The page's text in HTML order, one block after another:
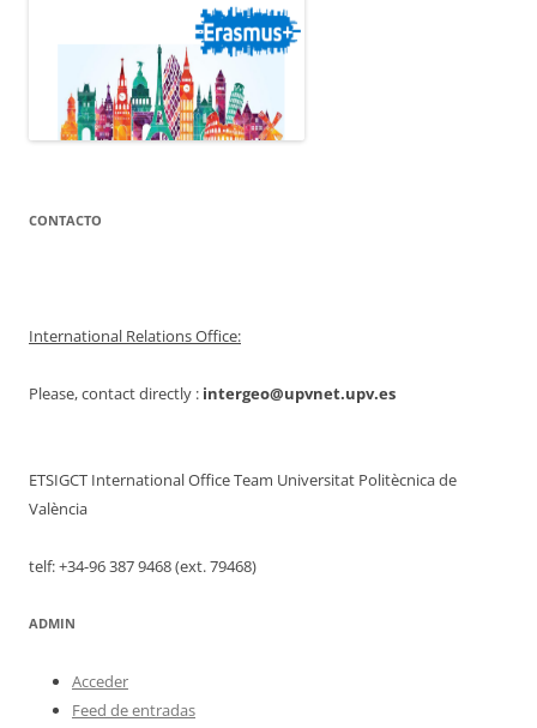
CONTACTO
International Relations Office:
Please, contact directly : intergeo@upvnet.upv.es
ETSIGCT International Office Team Universitat Politècnica de
València
telf: +34-96 387 9468 (ext. 79468)
ADMIN
Acceder
Feed de entradas